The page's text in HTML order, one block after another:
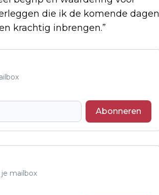
die ik de komende dagen
krachtig inbrengen.”
Abonneren
mailbox